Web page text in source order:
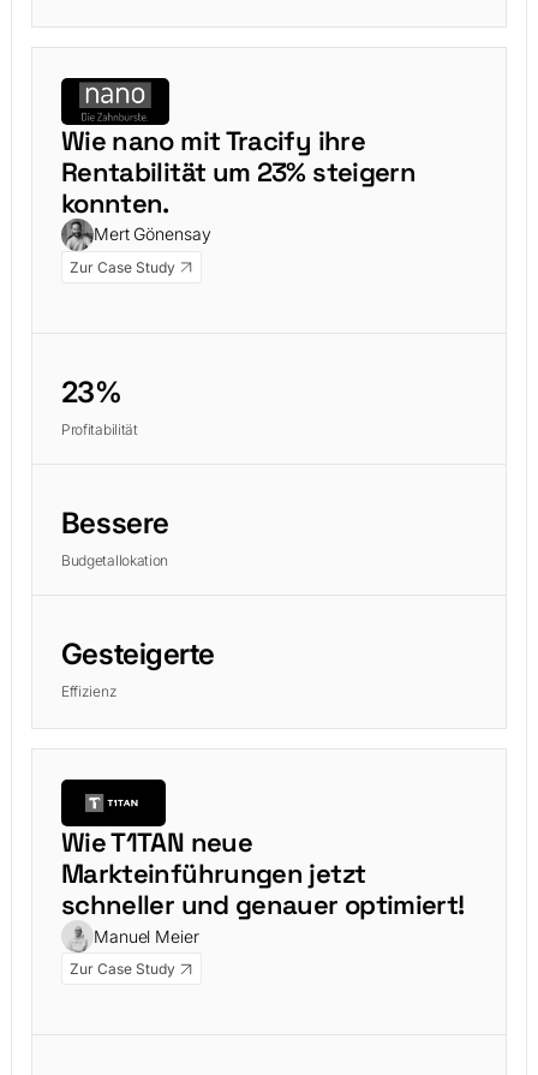
Wie nano mit Tracify ihre
Rentabilität um 23% steigern
konnten.
Mert Gönensay
Zur Case Study
23%
Profitabilität
Bessere
Budgetallokation
Gesteigerte
Effizienz
Wie T1TAN neue
Markteinführungen jetzt
schneller und genauer optimiert!
Manuel Meier
Zur Case Study